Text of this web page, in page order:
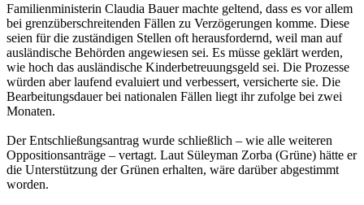
Familienministerin Claudia Bauer machte geltend, dass es vor allem
bei grenzüberschreitenden Fällen zu Verzögerungen komme. Diese
seien für die zuständigen Stellen oft herausfordernd, weil man auf
ausländische Behörden angewiesen sei. Es müsse geklärt werden,
wie hoch das ausländische Kinderbetreuungsgeld sei. Die Prozesse
würden aber laufend evaluiert und verbessert, versicherte sie. Die
Bearbeitungsdauer bei nationalen Fällen liegt ihr zufolge bei zwei
Monaten.
Der Entschließungsantrag wurde schließlich – wie alle weiteren
Oppositionsanträge – vertagt. Laut Süleyman Zorba (Grüne) hätte er
die Unterstützung der Grünen erhalten, wäre darüber abgestimmt
worden.